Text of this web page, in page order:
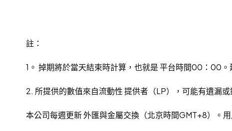
註：
1。 掉期將於當天結束時計算，也就是 平台時間00：00
2. 所提供的數值來自流動性 提供者（LP），可能有遺漏
本公司每週更新 外匯與金屬交換（北京時間GMT+8）。